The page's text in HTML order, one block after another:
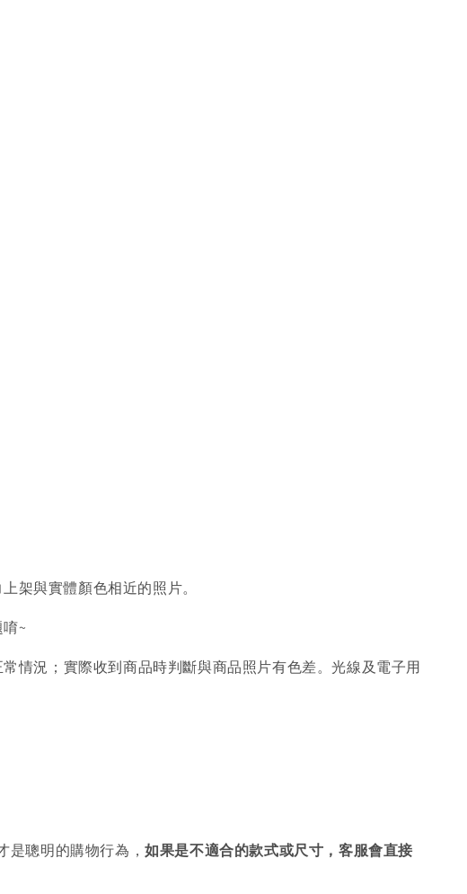
架與實體顏色相近的照片。
~
情況；實際收到商品時判斷與商品照片有色差。光線及電子用
是聰明的購物行為，如果是不適合的款式或尺寸，客服會直接